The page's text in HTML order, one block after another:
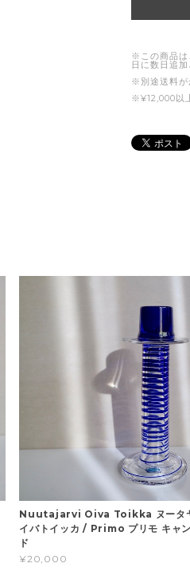
※この商品は
日に数日追
※別途送料が
※¥12,000以
Nuutajarvi Oiva Toikka ヌータ
イバトイッカ / Primo プリモ キャ
ド
¥20,000